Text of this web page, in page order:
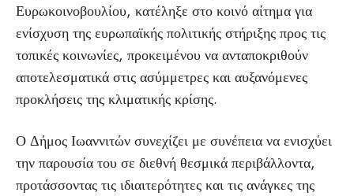
Ευρωκοινοβουλίου, κατέληξε στο κοινό αίτημα για
ενίσχυση της ευρωπαϊκής πολιτικής στήριξης προς τις
τοπικές κοινωνίες, προκειμένου να ανταποκριθούν
αποτελεσματικά στις ασύμμετρες και αυξανόμενες
προκλήσεις της κλιματικής κρίσης.
Ο Δήμος Ιωαννιτών συνεχίζει με συνέπεια να ενισχύει
την παρουσία του σε διεθνή θεσμικά περιβάλλοντα,
προτάσσοντας τις ιδιαιτερότητες και τις ανάγκες της